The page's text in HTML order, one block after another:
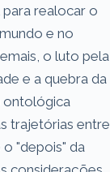
realocar o
e no
o luto pela
e a quebra da
ontológica
trajetórias entre
o "depois" da